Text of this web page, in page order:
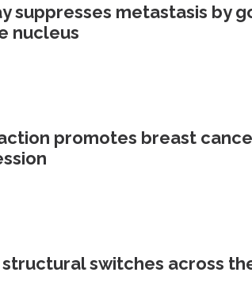
suppresses metastasis by
nucleus
promotes breast
switches across